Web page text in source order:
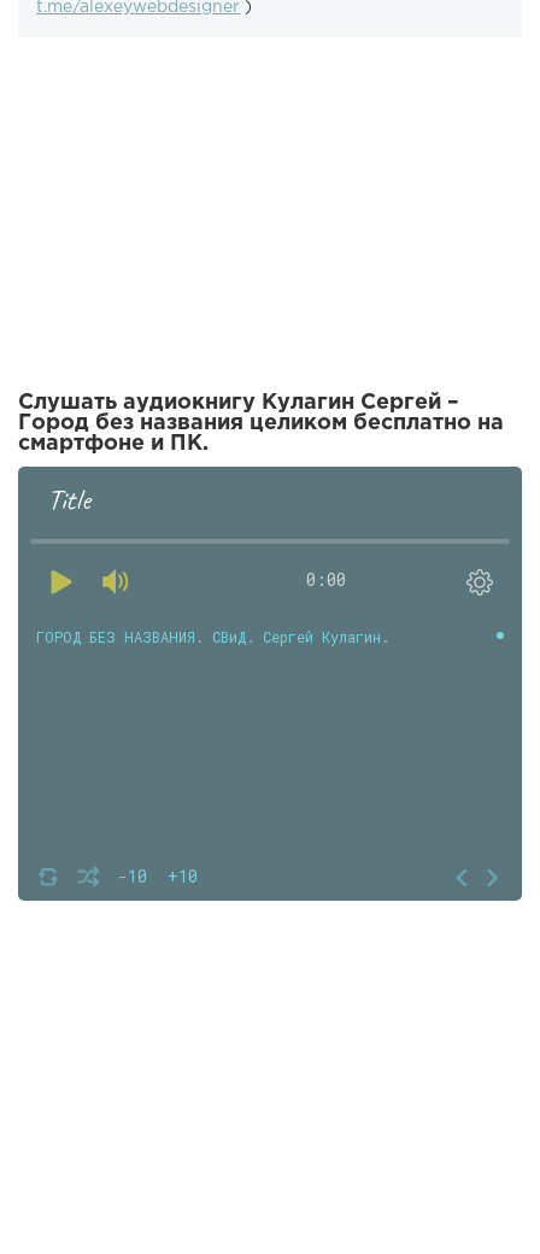
t.me/alexeywebdesigner )
Слушать аудиокнигу Кулагин Сергей –
Город без названия целиком бесплатно на
смартфоне и ПК.
Title
0:00
-10 +10
ГОРОД БЕЗ НАЗВАНИЯ. СВиД. Сергей Кулагин.